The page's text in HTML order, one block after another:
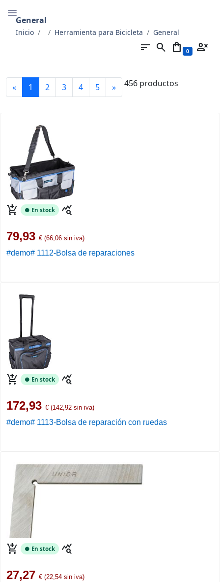
General
Inicio Herramienta para Bicicleta General
sort search shopping_bag 0 person_cancel
« 1 2 3 4 5 » 456 productos
add_shopping_cart ● En stock query_stats
79,93 € (66,06 sin iva)
#demo# 1112-Bolsa de reparaciones
add_shopping_cart ● En stock query_stats
172,93 € (142,92 sin iva)
#demo# 1113-Bolsa de reparación con ruedas
add_shopping_cart ● En stock query_stats
27,27 € (22,54 sin iva)